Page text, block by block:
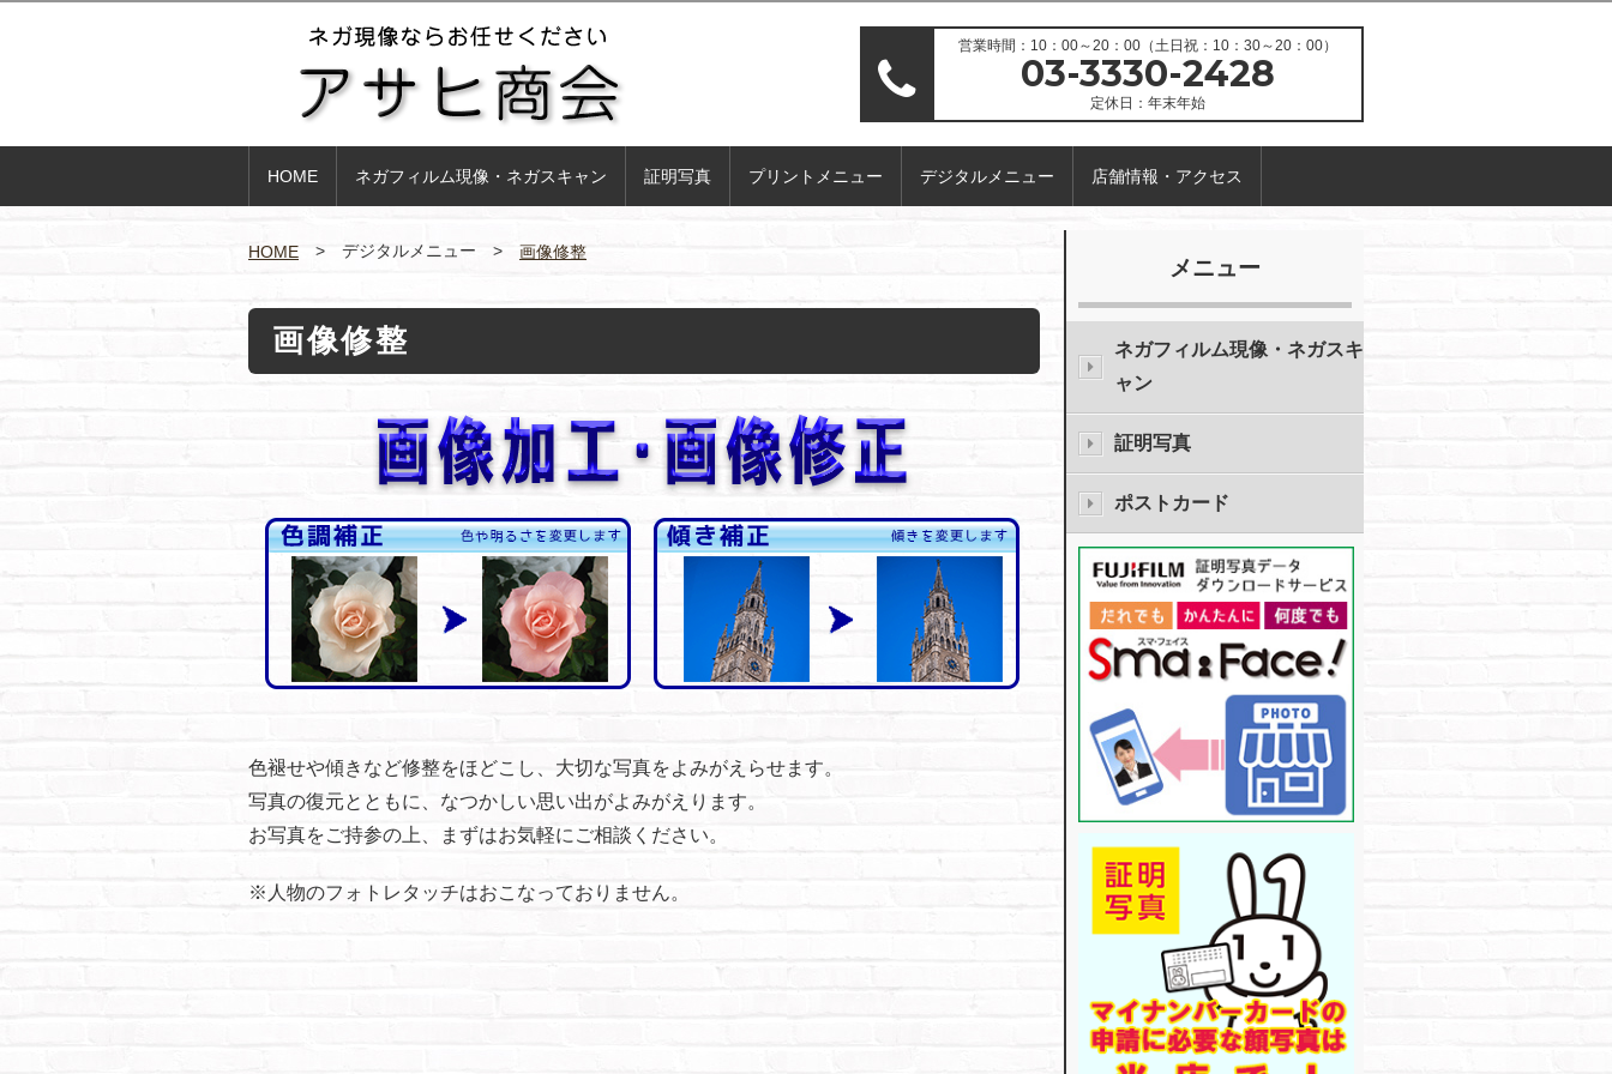
営業時間：10：00～20：00（土日祝：10：30～20：00）
03-3330-2428
定休日：年末年始
HOME ネガフィルム現像・ネガスキャン 証明写真 プリントメニュー デジタルメニュー 店舗情報・アクセス
HOME デジタルメニュー 画像修整
画像修整
⾊褪せや傾きなど修整をほどこし、⼤切な写真をよみがえらせます。
写真の復元とともに、なつかしい思い出がよみがえります。
お写真をご持参の上、まずはお気軽にご相談ください。
※人物のフォトレタッチはおこなっておりません。
メニュー
ネガフィルム現像・ネガスキ
ャン
証明写真
ポストカード